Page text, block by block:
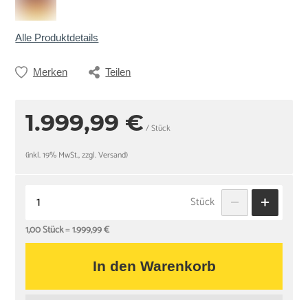
Alle Produktdetails
Merken Teilen
1.999,99 € / Stück
(inkl. 19% MwSt., zzgl. Versand)
Stück
1,00 Stück=1.999,99 €
In den Warenkorb